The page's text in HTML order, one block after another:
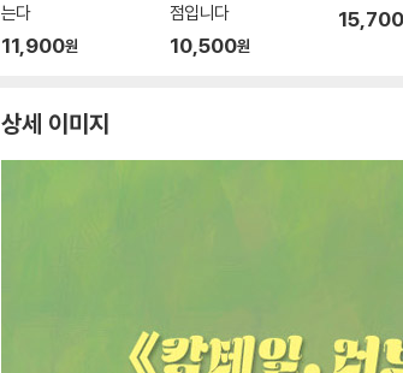
는다
11,900원
점입니다
10,500원
15,700
상세 이미지